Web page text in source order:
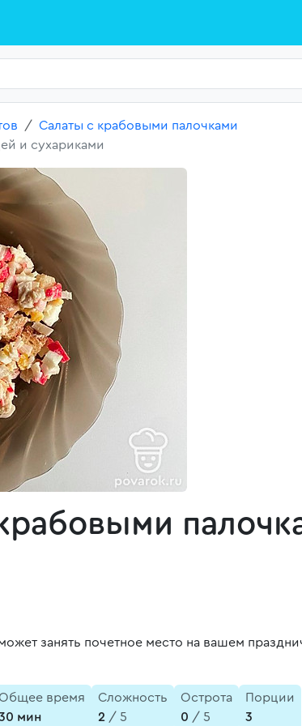
Салаты с крабовыми палочками
и сухариками
занять почетное место на вашем
время
мин
Сложность
2 / 5
Острота
0 / 5
Порции
3